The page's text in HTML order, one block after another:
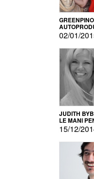
PER AMORE
02/01/
JUDITH
LE MANI
15/12/